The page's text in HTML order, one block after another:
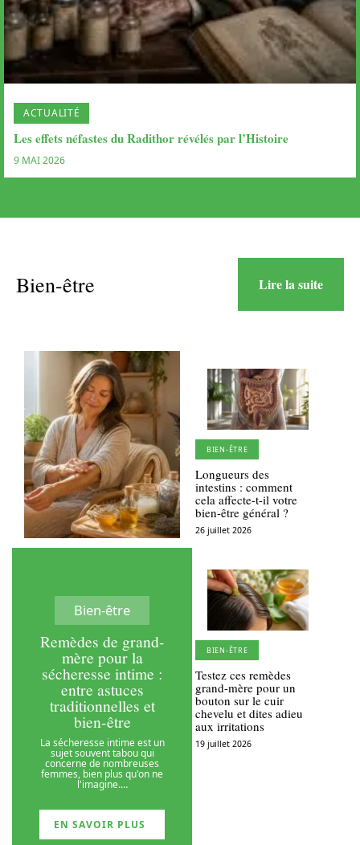
ACTUALITÉ
Les effets néfastes du Radithor révélés par l’Histoire
9 MAI 2026
Bien-être Lire la suite
Bien-être
Remèdes de grand-
mère pour la
sécheresse intime :
entre astuces
traditionnelles et
bien-être
La sécheresse intime est un
sujet souvent tabou qui
concerne de nombreuses
femmes, bien plus qu'on ne
l'imagine.…
EN SAVOIR PLUS
BIEN-ÊTRE
Longueurs des
intestins : comment
cela affecte-t-il votre
bien-être général ?
26 juillet 2026
BIEN-ÊTRE
Testez ces remèdes
grand-mère pour un
bouton sur le cuir
chevelu et dites adieu
aux irritations
19 juillet 2026